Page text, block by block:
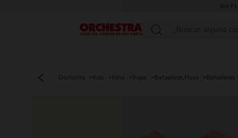
Menú
Orchestra Kids Niña Ropa Bañadores,Playa Bañadores